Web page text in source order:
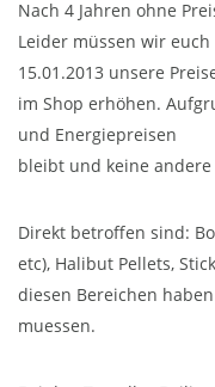
Nach 4 Jahren ohne
Leider müssen wir
15.01.2013 unsere
im Shop erhöhen.
und Energiepreisen
bleibt und keine
Direkt betroffen sind:
etc), Halibut Pellets,
diesen Bereichen
muessen.